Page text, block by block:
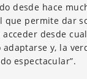
desde hace
permite dar
acceder desde
y, la
espectacular”.